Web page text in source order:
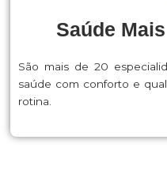
Saúde
São mais de 20
saúde com conforto e
rotina.